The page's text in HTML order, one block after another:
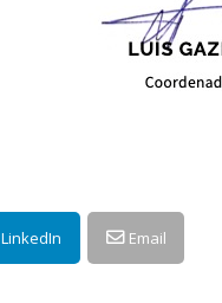
LinkedIn Email